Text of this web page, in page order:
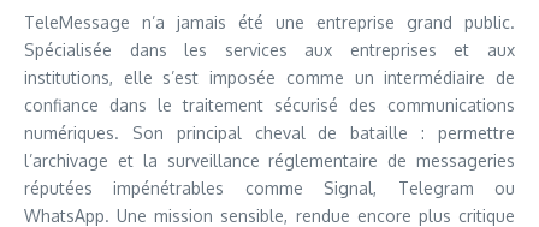
TeleMessage n’a jamais été une entreprise grand public.
Spécialisée dans les services aux entreprises et aux
institutions, elle s’est imposée comme un intermédiaire de
confiance dans le traitement sécurisé des communications
numériques. Son principal cheval de bataille : permettre
l’archivage et la surveillance réglementaire de messageries
réputées impénétrables comme Signal, Telegram ou
WhatsApp. Une mission sensible, rendue encore plus critique